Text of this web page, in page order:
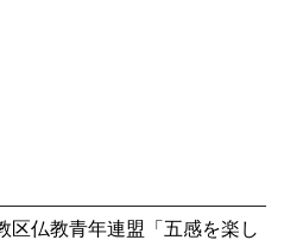
区仏教青年連盟「五感を楽し